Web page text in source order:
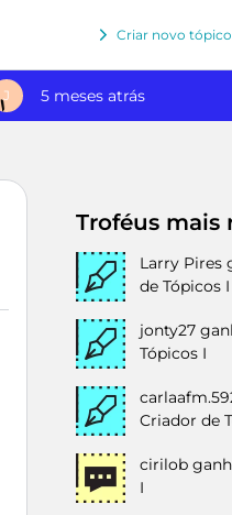
Criar novo tópico
J 5 meses atrás
Troféus mais
Larry Pires
de Tópicos I
jonty27
Tópicos I
Criador de
cirilob
I